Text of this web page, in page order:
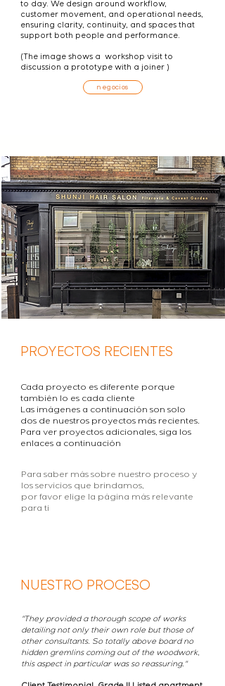
to day. We design around workflow,
customer movement, and operational needs,
ensuring clarity, continuity, and spaces that
support both people and performance.
(The image shows a workshop visit to
discussion a prototype with a joiner )
negocios
PROYECTOS RECIENTES
Cada proyecto es diferente porque
también lo es cada cliente
Las imágenes a continuación son solo
dos de nuestros proyectos más recientes.
Para ver proyectos adicionales, siga los
enlaces a continuación
Para saber más sobre nuestro proceso y
los servicios que brindamos,
por favor elige la página más relevante
para ti
NUESTRO PROCESO
"They provided a thorough scope of works
detailing not only their own role but those of
other consultants. So totally above board no
hidden gremlins coming out of the woodwork,
this aspect in particular was so reassuring."